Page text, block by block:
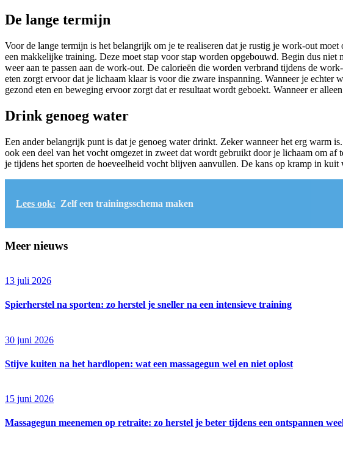
De lange termijn
Voor de lange termijn is het belangrijk om je te realiseren dat je rustig je work-out
een makkelijke training. Deze moet stap voor stap worden opgebouwd. Begin dus
weer aan te passen aan de work-out. De calorieën die worden verbrand tijdens de
eten zorgt ervoor dat je lichaam klaar is voor die zware inspanning. Wanneer je echter
gezond eten en beweging ervoor zorgt dat er resultaat wordt geboekt. Wanneer er
Drink genoeg water
Een ander belangrijk punt is dat je genoeg water drinkt. Zeker wanneer het erg warm
ook een deel van het vocht omgezet in zweet dat wordt gebruikt door je lichaam om
je tijdens het sporten de hoeveelheid vocht blijven aanvullen. De kans op kramp in kuit
Lees ook: Zelf een trainingsschema maken
Meer nieuws
13 juli 2026
Spierherstel na sporten: zo herstel je sneller na een intensieve training
30 juni 2026
Stijve kuiten na het hardlopen: wat een massagegun wel en niet oplost
15 juni 2026
Massagegun meenemen op retraite: zo herstel je beter tijdens een ontspannen